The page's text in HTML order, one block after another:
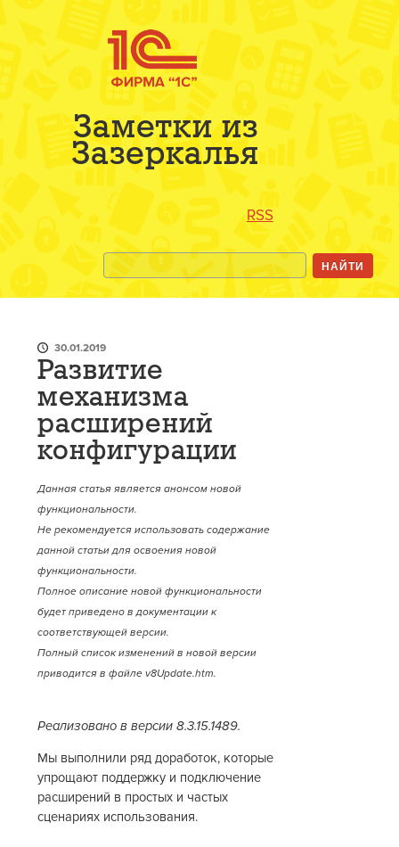
Заметки из
Зазеркалья
RSS
30.01.2019
Развитие
механизма
расширений
конфигурации
Данная статья является анонсом новой
функциональности.
Не рекомендуется использовать содержание
данной статьи для освоения новой
функциональности.
Полное описание новой функциональности
будет приведено в документации к
соответствующей версии.
Полный список изменений в новой версии
приводится в файле v8Update.htm.
Реализовано в версии 8.3.15.1489.
Мы выполнили ряд доработок, которые
упрощают поддержку и подключение
расширений в простых и частых
сценариях использования.